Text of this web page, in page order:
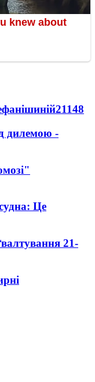
21148
дилемою -
Це
21-